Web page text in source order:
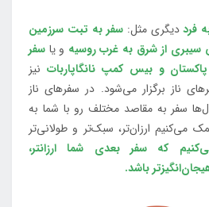
فرددیگری مثل:سفر به تبت سرزمین
سیبری از شرق به غرب روسیه و یا سفر
و بیس کمپ نانگاپاربات نیز
ناز برگزار می‌شود. در سفرهای ناز
سفر به مقاصد مختلف رو با شما به
می‌کنیم ارزان‌تر، سبک‌تر و طولانی‌تر
که سفر بعدی شما ارزانتر،